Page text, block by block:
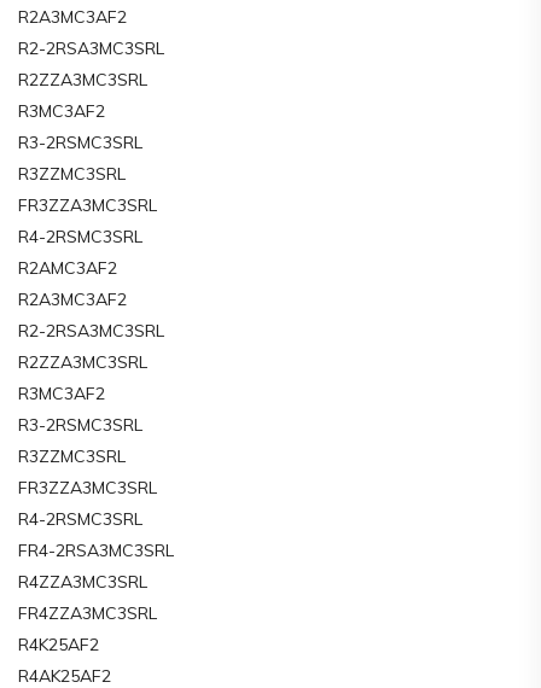
R2A3MC3AF2
R2-2RSA3MC3SRL
R2ZZA3MC3SRL
R3MC3AF2
R3-2RSMC3SRL
R3ZZMC3SRL
FR3ZZA3MC3SRL
R4-2RSMC3SRL
R2AMC3AF2
R2A3MC3AF2
R2-2RSA3MC3SRL
R2ZZA3MC3SRL
R3MC3AF2
R3-2RSMC3SRL
R3ZZMC3SRL
FR3ZZA3MC3SRL
R4-2RSMC3SRL
FR4-2RSA3MC3SRL
R4ZZA3MC3SRL
FR4ZZA3MC3SRL
R4K25AF2
R4AK25AF2